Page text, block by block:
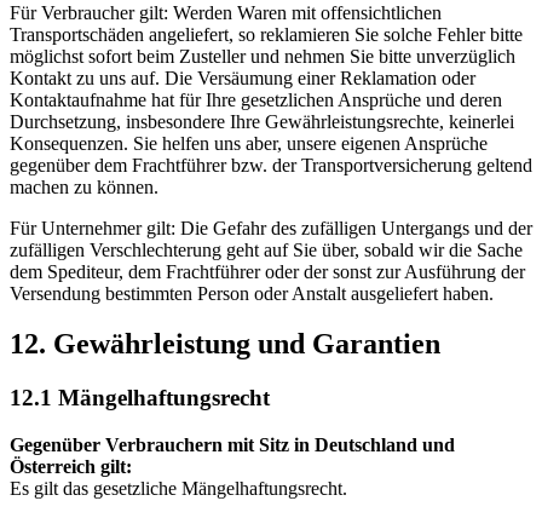
Für Verbraucher gilt: Werden Waren mit offensichtlichen
Transportschäden angeliefert, so reklamieren Sie solche Fehler bitte
möglichst sofort beim Zusteller und nehmen Sie bitte unverzüglich
Kontakt zu uns auf. Die Versäumung einer Reklamation oder
Kontaktaufnahme hat für Ihre gesetzlichen Ansprüche und deren
Durchsetzung, insbesondere Ihre Gewährleistungsrechte, keinerlei
Konsequenzen. Sie helfen uns aber, unsere eigenen Ansprüche
gegenüber dem Frachtführer bzw. der Transportversicherung geltend
machen zu können.
Für Unternehmer gilt: Die Gefahr des zufälligen Untergangs und der
zufälligen Verschlechterung geht auf Sie über, sobald wir die Sache
dem Spediteur, dem Frachtführer oder der sonst zur Ausführung der
Versendung bestimmten Person oder Anstalt ausgeliefert haben.
12. Gewährleistung und Garantien
12.1 Mängelhaftungsrecht
Gegenüber Verbrauchern mit Sitz in Deutschland und
Österreich gilt:
Es gilt das gesetzliche Mängelhaftungsrecht.